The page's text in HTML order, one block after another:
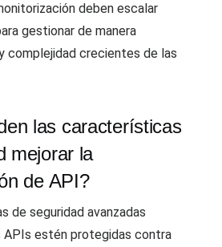
deben escalar
gestionar de manera
complejidad crecientes de las
las características
mejorar la
de API?
de seguridad avanzadas
APIs estén protegidas contra